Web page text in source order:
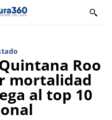
Roo
mortalidad
al top 10